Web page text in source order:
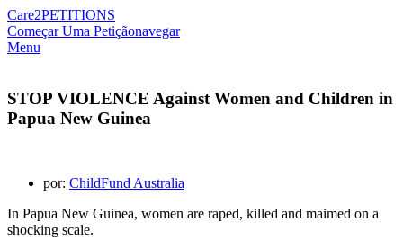
Care2PETITIONS
Começar Uma Petiçãonavegar
Menu
STOP VIOLENCE Against Women and Children in
Papua New Guinea
por: ChildFund Australia
In Papua New Guinea, women are raped, killed and maimed on a
shocking scale.